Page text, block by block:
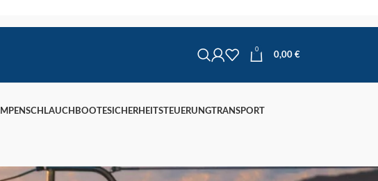
0
0,00 €
SCHLAUCHBOOTESICHERHEITSTEUERUNGTRANSPORT